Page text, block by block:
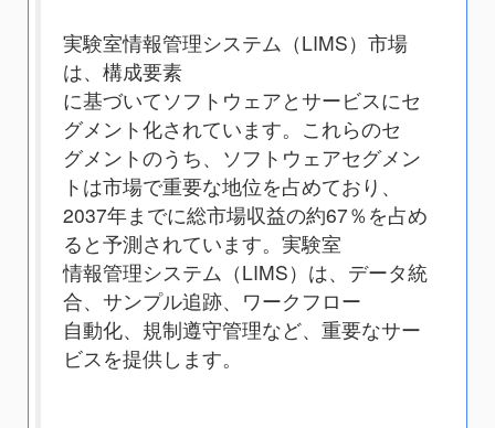
実験室情報管理システム（LIMS）市場
は、構成要素
に基づいてソフトウェアとサービスにセ
グメント化されています。これらのセ
グメントのうち、ソフトウェアセグメン
トは市場で重要な地位を占めており、
2037年までに総市場収益の約67％を占め
ると予測されています。実験室
情報管理システム（LIMS）は、データ統
合、サンプル追跡、ワークフロー
自動化、規制遵守管理など、重要なサー
ビスを提供します。